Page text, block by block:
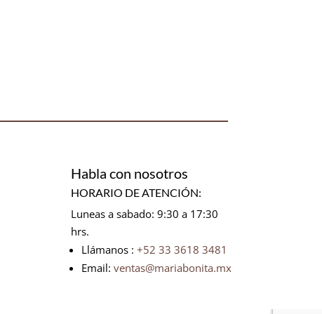
Habla con nosotros
HORARIO DE ATENCIÓN:
Luneas a sabado: 9:30 a 17:30
hrs.
Llámanos : +52 33 3618 3481
Email: ventas@mariabonita.mx